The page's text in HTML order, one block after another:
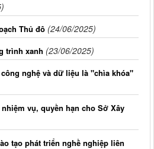
Thủ đô (24/06/2025)
trình xanh (23/06/2025)
nghệ và dữ liệu là "chìa khóa"
vụ, quyền hạn cho Sở Xây
tạo phát triển nghề nghiệp liên